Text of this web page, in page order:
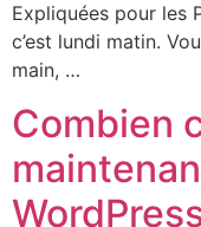
Expliquées pour les
c’est lundi matin.
main, …
Combien